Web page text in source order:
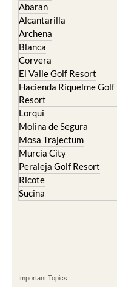
Abaran
Alcantarilla
Archena
Blanca
Corvera
El Valle Golf Resort
Hacienda Riquelme Golf
Resort
Lorqui
Molina de Segura
Mosa Trajectum
Murcia City
Peraleja Golf Resort
Ricote
Sucina
Important Topics: